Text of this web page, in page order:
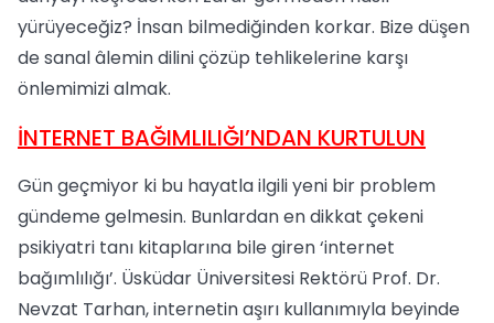
yürüyeceğiz? İnsan bilmediğinden korkar. Bize düşen
de sanal âlemin dilini çözüp tehlikelerine karşı
önlemimizi almak.
İNTERNET BAĞIMLILIĞI’NDAN KURTULUN
Gün geçmiyor ki bu hayatla ilgili yeni bir problem
gündeme gelmesin. Bunlardan en dikkat çekeni
psikiyatri tanı kitaplarına bile giren ‘internet
bağımlılığı’. Üsküdar Üniversitesi Rektörü Prof. Dr.
Nevzat Tarhan, internetin aşırı kullanımıyla beyinde